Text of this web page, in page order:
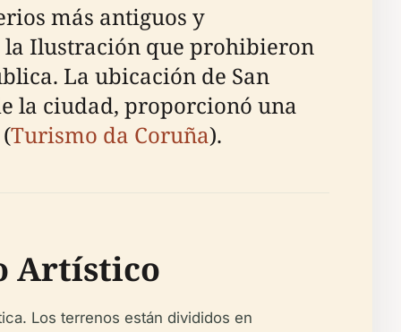
más antiguos y
la Ilustración que prohibieron
La ubicación de San
la ciudad, proporcionó una
Turismo da Coruña).
Artístico
Los terrenos están divididos en